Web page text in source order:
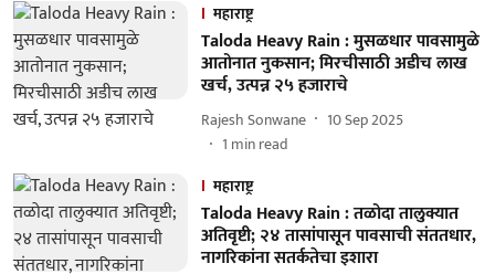
महाराष्ट्र
Taloda Heavy Rain : मुसळधार पावसामुळे
आतोनात नुकसान; मिरचीसाठी अडीच लाख
खर्च, उत्पन्न २५ हजाराचे
Rajesh Sonwane
10 Sep 2025
1 min read
महाराष्ट्र
Taloda Heavy Rain : तळोदा तालुक्यात
अतिवृष्टी; २४ तासांपासून पावसाची संततधार,
नागरिकांना सतर्कतेचा इशारा